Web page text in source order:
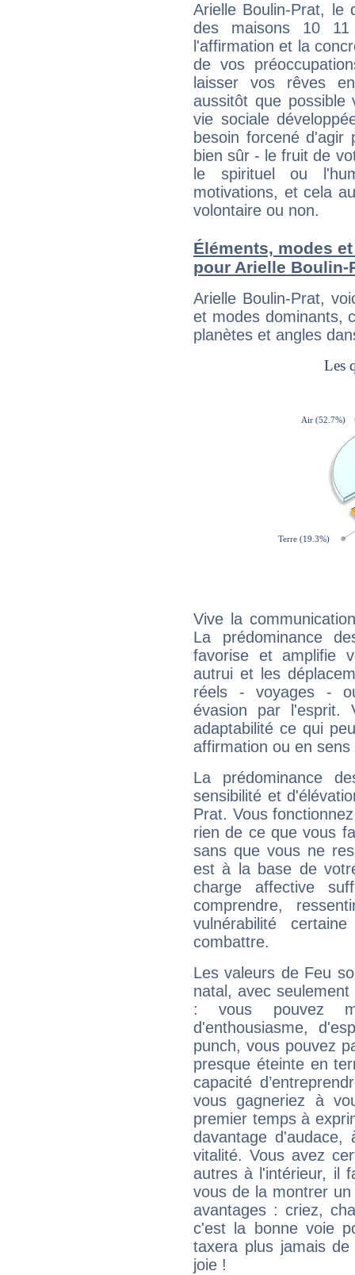
Arielle Boulin-Prat, le
des maisons 10
l'affirmation et la
de vos
laisser vos rêves
aussitôt que
vie sociale
besoin forcené
bien sûr - le fruit de
le spirituel ou
motivations, et cela
volontaire ou non.
Éléments, modes
pour Arielle Boulin-
Arielle Boulin-Prat,
et modes dominants,
planètes et angles
Vive la
La prédominance
favorise et amplifie
autrui et les
réels - voyages -
évasion par l'esprit.
adaptabilité ce qui
affirmation ou en
La prédominance
sensibilité et
Prat. Vous
rien de ce que vous
sans que vous ne
est à la base de
charge affective
comprendre,
vulnérabilité
combattre.
Les valeurs de Feu
natal, avec
: vous pouvez
d'enthousiasme,
punch, vous pouvez
presque éteinte en
capacité
vous gagneriez à
premier temps à
davantage
vitalité. Vous avez
autres à l'intérieur, il
vous de la montrer
avantages : criez,
c'est la bonne voie
taxera plus jamais
joie !